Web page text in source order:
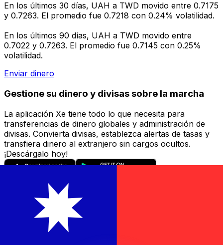
En los últimos 30 días, UAH a TWD movido entre 0.7175
y 0.7263. El promedio fue 0.7218 con 0.24% volatilidad.
En los últimos 90 días, UAH a TWD movido entre
0.7022 y 0.7263. El promedio fue 0.7145 con 0.25%
volatilidad.
Enviar dinero
Gestione su dinero y divisas sobre la marcha
La aplicación Xe tiene todo lo que necesita para
transferencias de dinero globales y administración de
divisas. Convierta divisas, establezca alertas de tasas y
transfiera dinero al extranjero sin cargos ocultos.
¡Descárgalo hoy!